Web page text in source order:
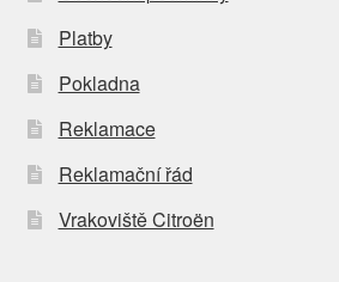
Platby
Pokladna
Reklamace
Reklamační řád
Vrakoviště Citroën